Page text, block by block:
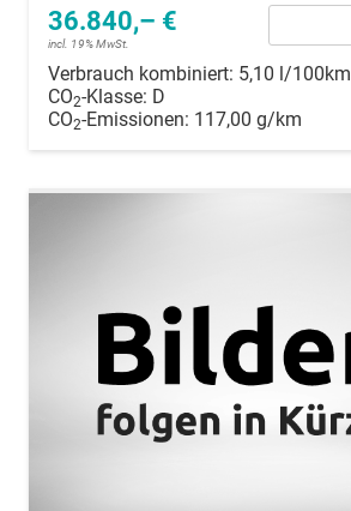
36.840,– €
incl. 19% MwSt.
Verbrauch kombiniert: 5,10 l/100km
CO2-Klasse: D
CO2-Emissionen: 117,00 g/km